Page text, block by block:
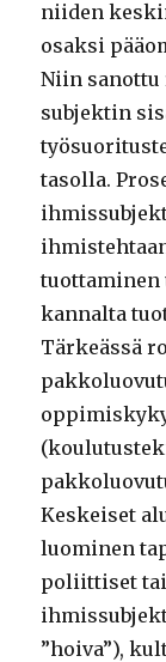
niiden
osaksi
Niin sanottu
subjektin
tasolla.
tuottaminen
kannalta
Tärkeässä
Keskeiset
luominen
poliittiset
”hoiva”),